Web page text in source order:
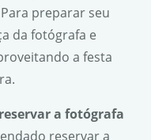
Para preparar seu
da fotógrafa e
a festa
a fotógrafa
reservar a